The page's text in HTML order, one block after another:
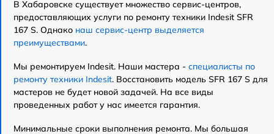
В Хабаровске существует множество сервис-центров,
предоставляющих услуги по ремонту техники Indesit SFR
167 S. Однако наш сервис-центр выделяется
преимуществами.
Мы ремонтируем Indesit. Наши мастера - специалисты по
ремонту техники Indesit. Восстановить модель SFR 167 S для
мастеров не будет новой задачей. На все виды
проведенных работ у нас имеется гарантия.
Минимальные сроки выполнения ремонта. Мы большая